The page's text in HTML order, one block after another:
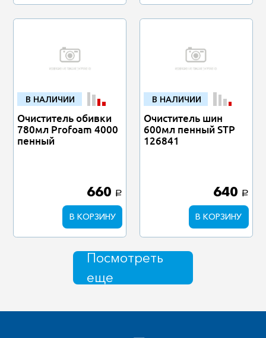
В НАЛИЧИИ
Очиститель обивки
780мл Profoam 4000
пенный
660 a
В КОРЗИНУ
В НАЛИЧИИ
Очиститель шин
600мл пенный STP
126841
640 a
В КОРЗИНУ
Посмотреть
еще